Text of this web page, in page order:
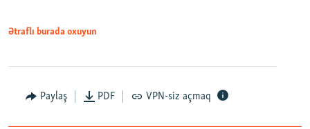
Ətraflı burada oxuyun
Paylaş PDF VPN-siz açmaq